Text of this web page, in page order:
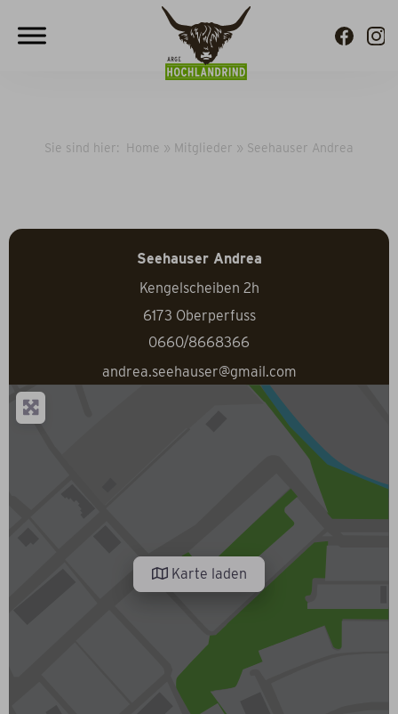
Sie sind hier: Home » Mitglieder » Seehauser Andrea
Seehauser Andrea
Kengelscheiben 2h
6173 Oberperfuss
0660/8668366
andrea.seehauser@gmail.com
Karte laden